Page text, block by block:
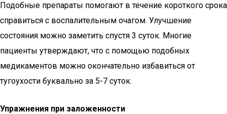
Подобные препараты помогают в течение короткого срока
справиться с воспалительным очагом. Улучшение
состояния можно заметить спустя 3 суток. Многие
пациенты утверждают, что с помощью подобных
медикаментов можно окончательно избавиться от
тугоухости буквально за 5-7 суток.
Упражнения при заложенности